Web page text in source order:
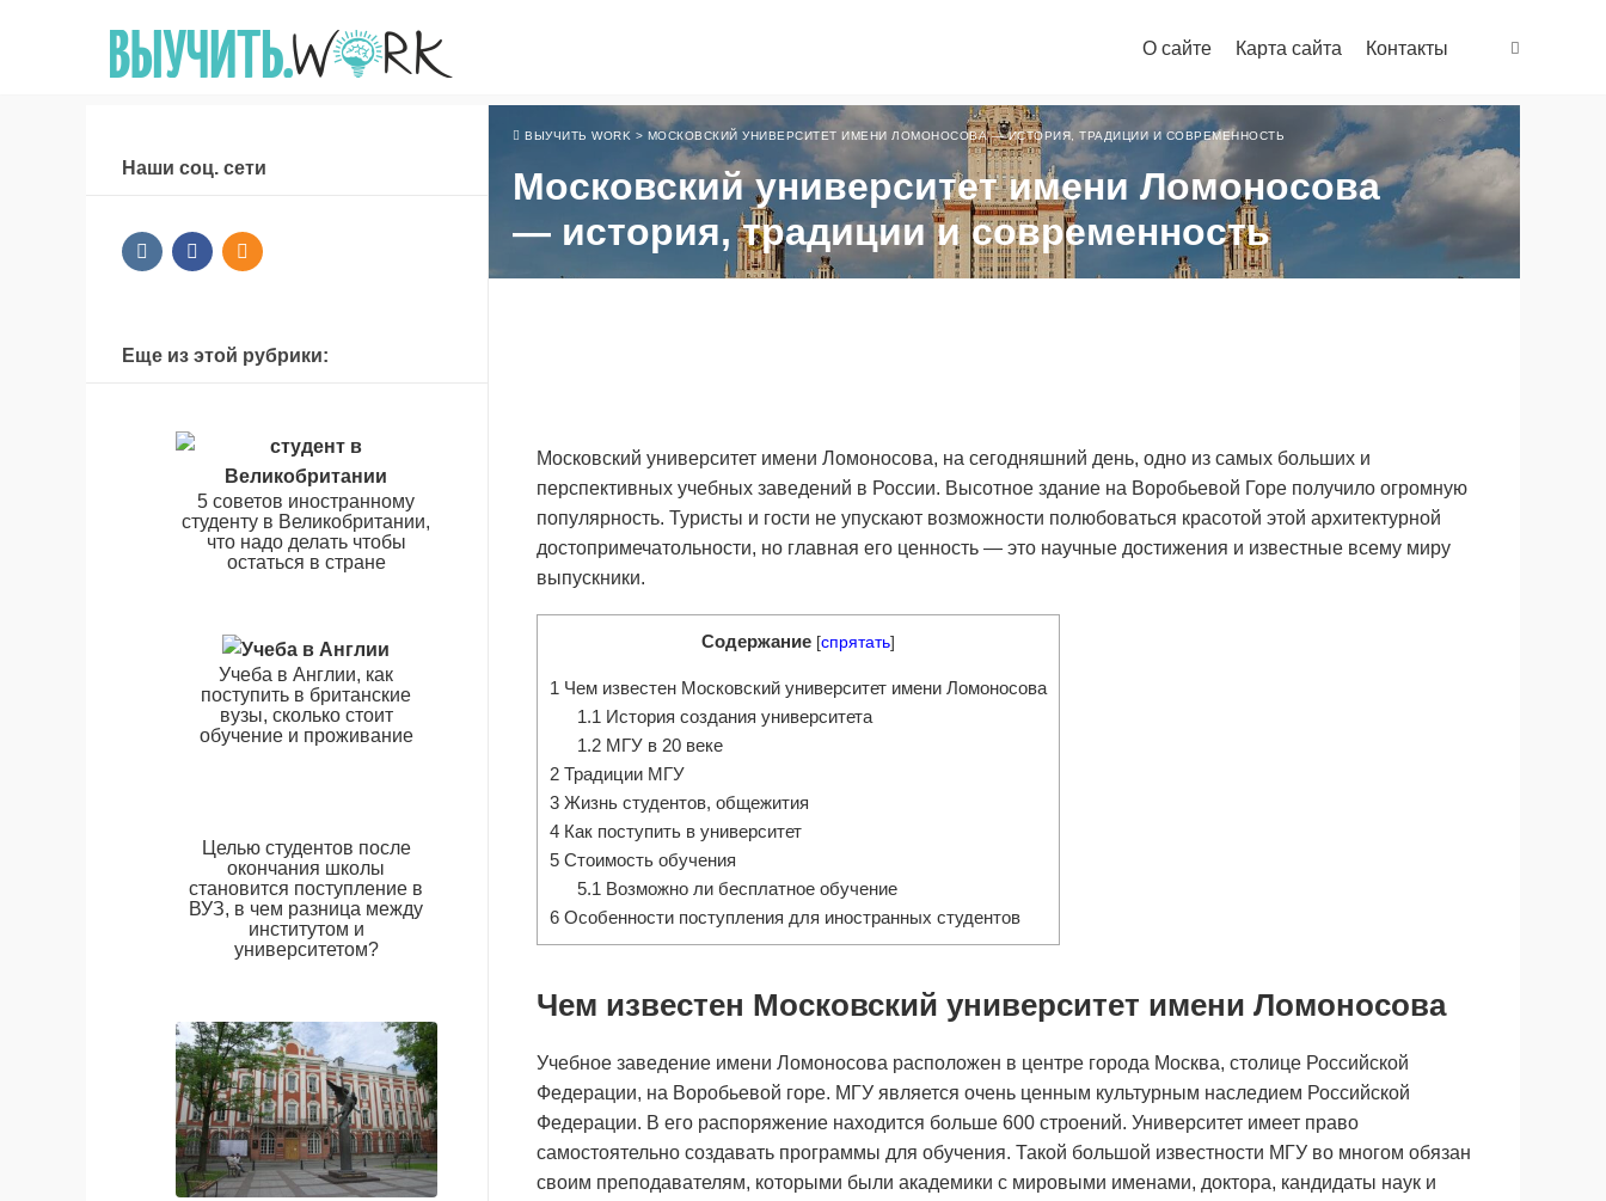
О сайте Карта сайта Контакты
ВЫУЧИТЬ WORK > МОСКОВСКИЙ УНИВЕРСИТЕТ ИМЕНИ ЛОМОНОСОВА — ИСТОРИЯ, ТРАДИЦИИ И СОВРЕМЕННОСТЬ
Московский университет имени Ломоносова
— история, традиции и современность
Московский университет имени Ломоносова, на сегодняшний день, одно из самых больших и
перспективных учебных заведений в России. Высотное здание на Воробьевой Горе получило огромную
популярность. Туристы и гости не упускают возможности полюбоваться красотой этой архитектурной
достопримечатольности, но главная его ценность — это научные достижения и известные всему миру
выпускники.
Содержание [спрятать]
1 Чем известен Московский университет имени Ломоносова
1.1 История создания университета
1.2МГУ в 20 веке
2 Традиции МГУ
3 Жизнь студентов, общежития
4 Как поступить в университет
5 Стоимость обучения
5.1 Возможно ли бесплатное обучение
6 Особенности поступления для иностранных студентов
Чем известен Московский университет имени Ломоносова
Учебное заведение имени Ломоносова расположен в центре города Москва, столице Российской
Федерации, на Воробьевой горе. МГУ является очень ценным культурным наследием Российской
Федерации. В его распоряжение находится больше 600 строений. Университет имеет право
самостоятельно создавать программы для обучения. Такой большой известности МГУ во многом обязан
своим преподавателям, которыми были академики с мировыми именами, доктора, кандидаты наук и
Наши соц. сети
Еще из этой рубрики:
5 советов иностранному
студенту в Великобритании,
что надо делать чтобы
остаться в стране
Учеба в Англии, как
поступить в британские
вузы, сколько стоит
обучение и проживание
Целью студентов после
окончания школы
становится поступление в
ВУЗ, в чем разница между
институтом и
университетом?